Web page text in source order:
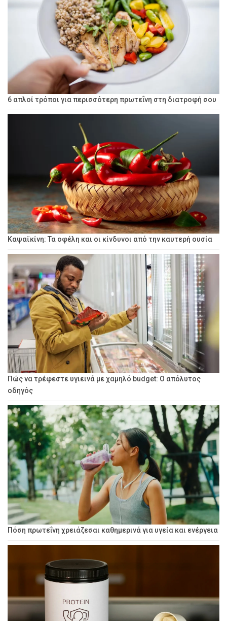
6 απλοί τρόποι για περισσότερη πρωτεΐνη στη διατροφή σου
Καψαϊκίνη: Τα οφέλη και οι κίνδυνοι από την καυτερή ουσία
Πώς να τρέφεστε υγιεινά με χαμηλό budget: Ο απόλυτος
οδηγός
Πόση πρωτεΐνη χρειάζεσαι καθημερινά για υγεία και ενέργεια